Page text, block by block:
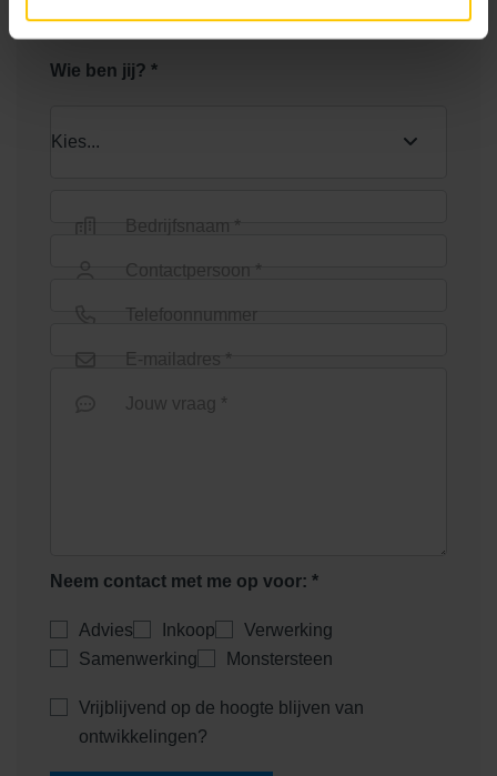
Wie ben jij? *
Bedrijfsnaam *
Contactpersoon *
Telefoonnummer
E-mailadres *
Jouw vraag *
Neem contact met me op voor: *
Advies Inkoop
Verwerking
Samenwerking
Monstersteen
Vrijblijvend op de hoogte blijven van
ontwikkelingen?